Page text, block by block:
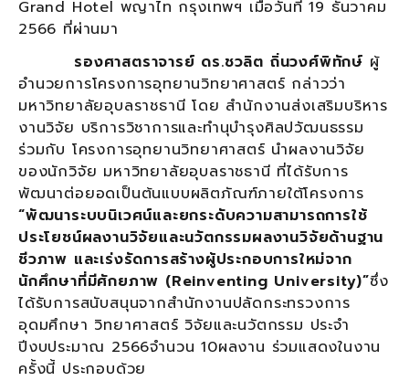
Grand Hotel พญาไท กรุงเทพฯ เมื่อวันที่ 19 ธันวาคม
2566 ที่ผ่านมา
รองศาสตราจารย์ ดร.ชวลิต ถิ่นวงศ์พิทักษ์ ผู้
อำนวยการโครงการอุทยานวิทยาศาสตร์ กล่าวว่า
มหาวิทยาลัยอุบลราชธานี โดย สำนักงานส่งเสริมบริหาร
งานวิจัย บริการวิชาการและทำนุบำรุงศิลปวัฒนธรรม
ร่วมกับ โครงการอุทยานวิทยาศาสตร์ นำผลงานวิจัย
ของนักวิจัย มหาวิทยาลัยอุบลราชธานี ที่ได้รับการ
พัฒนาต่อยอดเป็นต้นแบบผลิตภัณฑ์ภายใต้โครงการ
“พัฒนาระบบนิเวศน์และยกระดับความสามารถการใช้
ประโยชน์ผลงานวิจัยและนวัตกรรมผลงานวิจัยด้านฐาน
ชีวภาพ และเร่งรัดการสร้างผู้ประกอบการใหม่จาก
นักศึกษาที่มีศักยภาพ (Reinventing University)”ซึ่ง
ได้รับการสนับสนุนจากสำนักงานปลัดกระทรวงการ
อุดมศึกษา วิทยาศาสตร์ วิจัยและนวัตกรรม ประจำ
ปีงบประมาณ 2566จำนวน 10ผลงาน ร่วมแสดงในงาน
ครั้งนี้ ประกอบด้วย